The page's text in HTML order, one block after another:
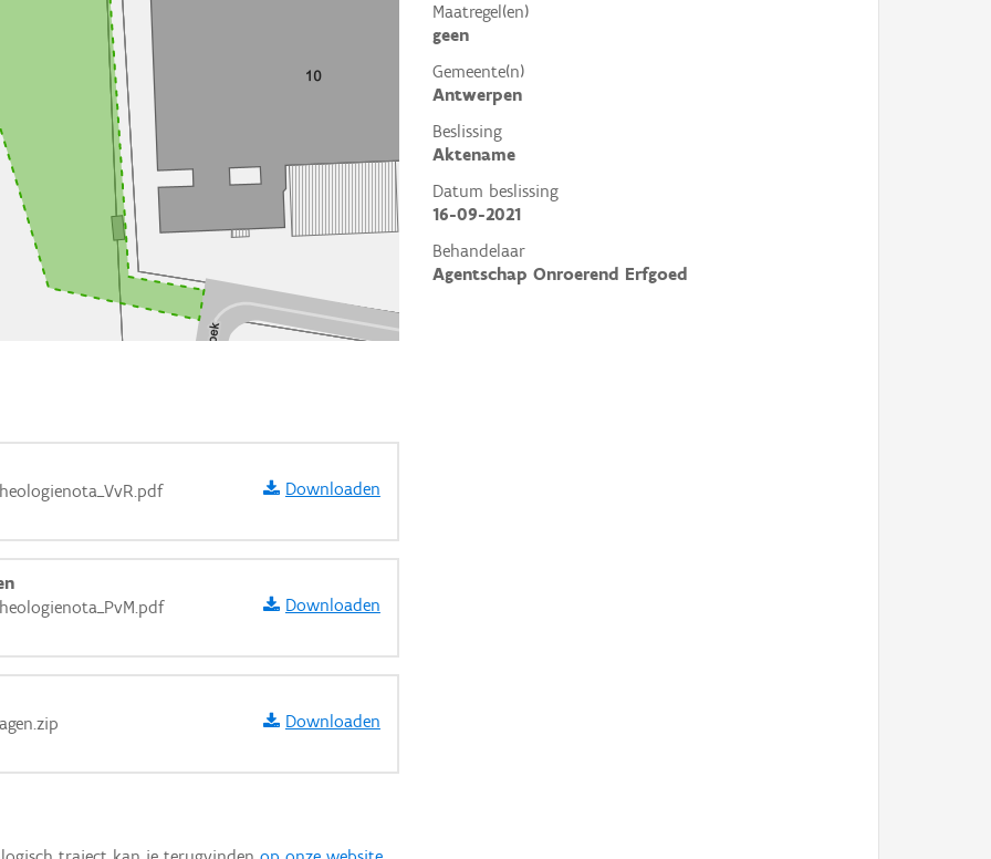
Maatregel(en)
geen
Gemeente(n)
Antwerpen
Beslissing
Aktename
Datum beslissing
16-09-2021
Behandelaar
Agentschap Onroerend Erfgoed
Downloaden
Downloaden
Downloaden